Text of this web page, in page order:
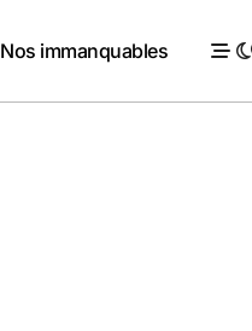
Nos immanquables